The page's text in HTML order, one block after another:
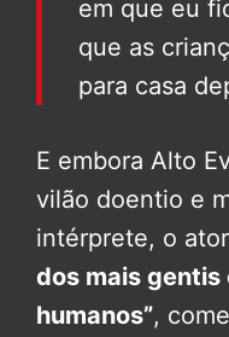
em que eu
que as
para casa
E embora Alto
vilão doentio e
intérprete, o ator
dos mais gentis
humanos”,